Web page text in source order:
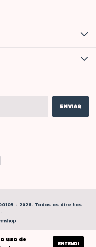
uso de
ENTENDI
- 2026. Todos os direitos